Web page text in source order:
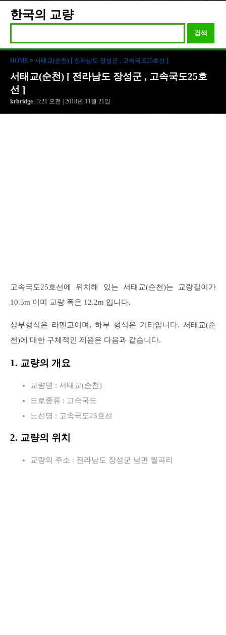
한국의 교량
검색
HOME > 서태교(순천) [ 전라남도 장성군 , 고속국도25호선 ]
서태교(순천) [ 전라남도 장성군 , 고속국도25호
선 ]
krbridge | 3:21 오전 | 2018년 11월 21일
고속국도25호선에 위치해 있는 서태교(순천)는 교량길이가
10.5m 이며 교량 폭은 12.2m 입니다.
상부형식은 라멘교이며, 하부 형식은 기타입니다. 서태교(순
천)에 대한 구체적인 제원은 다음과 같습니다.
1. 교량의 개요
교량명 : 서태교(순천)
도로종류 : 고속국도
노선명 : 고속국도25호선
2. 교량의 위치
교량의 주소 : 전라남도 장성군 남면 월곡리